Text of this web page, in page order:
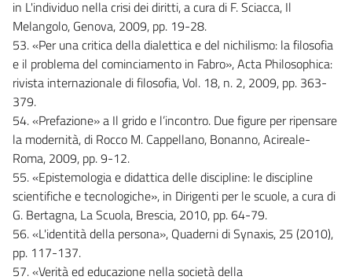
in L'individuo nella crisi dei diritti, a cura di F. Sciacca, Il
Melangolo, Genova, 2009, pp. 19-28.
53. «Per una critica della dialettica e del nichilismo: la filosofia
e il problema del cominciamento in Fabro», Acta Philosophica:
rivista internazionale di filosofia, Vol. 18, n. 2, 2009, pp. 363-
379.
54. «Prefazione» a Il grido e l’incontro. Due figure per ripensare
la modernità, di Rocco M. Cappellano, Bonanno, Acireale-
Roma, 2009, pp. 9-12.
55. «Epistemologia e didattica delle discipline: le discipline
scientifiche e tecnologiche», in Dirigenti per le scuole, a cura di
G. Bertagna, La Scuola, Brescia, 2010, pp. 64-79.
56. «L'identità della persona», Quaderni di Synaxis, 25 (2010),
pp. 117-137.
57. «Verità ed educazione nella società della